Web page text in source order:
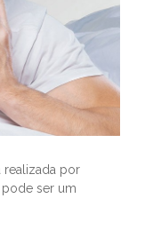
realizada por
ser um